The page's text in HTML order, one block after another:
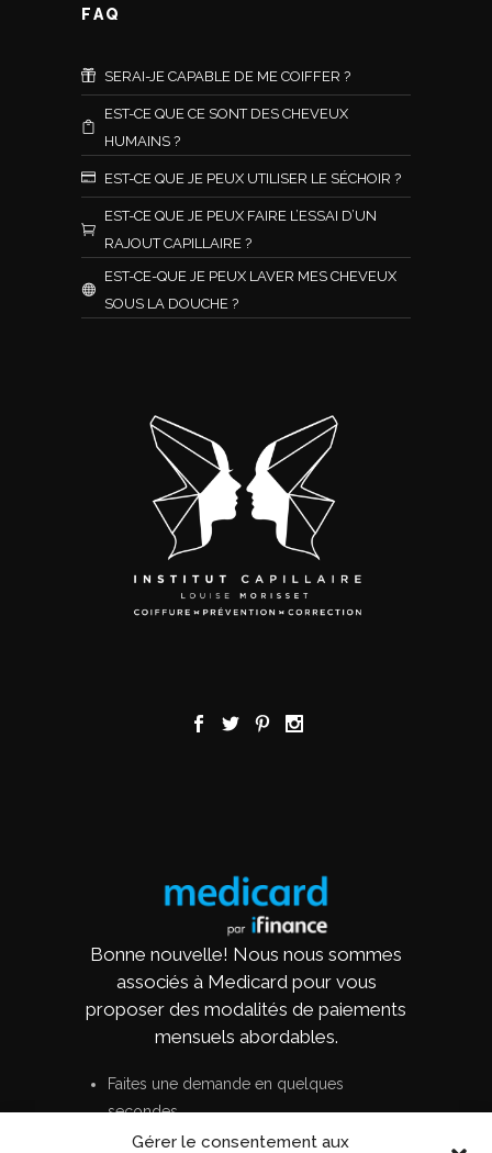
Gérer le consentement aux
FAQ
SERAI-JE CAPABLE DE ME COIFFER ?
EST-CE QUE CE SONT DES CHEVEUX
HUMAINS ?
EST-CE QUE JE PEUX UTILISER LE SÉCHOIR ?
EST-CE QUE JE PEUX FAIRE L’ESSAI D’UN
RAJOUT CAPILLAIRE ?
EST-CE-QUE JE PEUX LAVER MES CHEVEUX
SOUS LA DOUCHE ?
Bonne nouvelle! Nous nous sommes
associés à Medicard pour vous
proposer des modalités de paiements
mensuels abordables.
Faites une demande en quelques
secondes
Aucun coût ni frais cachés